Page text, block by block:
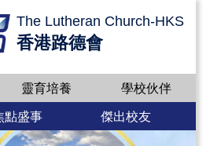
The Lutheran Church-HKS
香港路德會
靈育培養 學校伙伴
點盛事 傑出校友